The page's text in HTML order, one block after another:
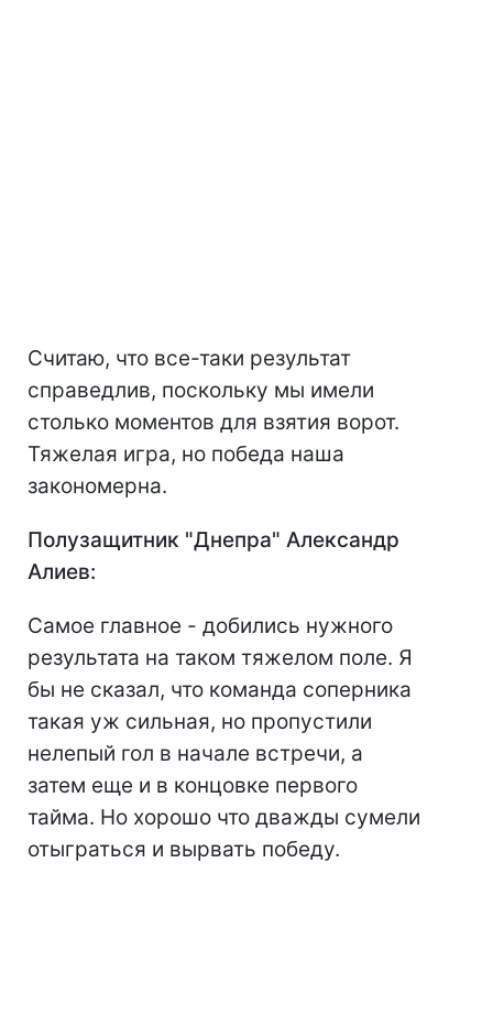
Считаю, что все-таки результат
справедлив, поскольку мы имели
столько моментов для взятия ворот.
Тяжелая игра, но победа наша
закономерна.
Полузащитник "Днепра" Александр
Алиев:
Cамое главное - добились нужного
результата на таком тяжелом поле. Я
бы не сказал, что команда соперника
такая уж сильная, но пропустили
нелепый гол в начале встречи, а
затем еще и в концовке первого
тайма. Но хорошо что дважды сумели
отыграться и вырвать победу.